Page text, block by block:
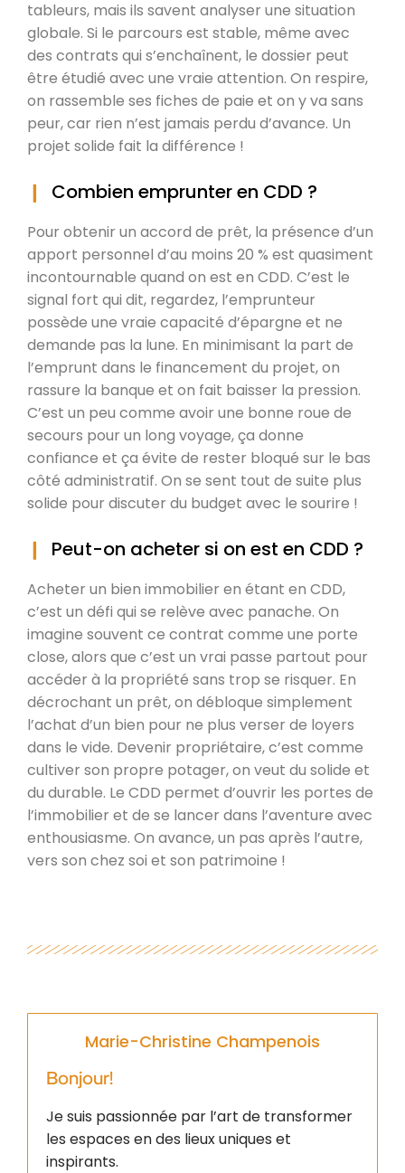
tableurs, mais ils savent analyser une situation
globale. Si le parcours est stable, même avec
des contrats qui s’enchaînent, le dossier peut
être étudié avec une vraie attention. On respire,
on rassemble ses fiches de paie et on y va sans
peur, car rien n’est jamais perdu d’avance. Un
projet solide fait la différence !
Combien emprunter en CDD ?
Pour obtenir un accord de prêt, la présence d’un
apport personnel d’au moins 20 % est quasiment
incontournable quand on est en CDD. C’est le
signal fort qui dit, regardez, l’emprunteur
possède une vraie capacité d’épargne et ne
demande pas la lune. En minimisant la part de
l’emprunt dans le financement du projet, on
rassure la banque et on fait baisser la pression.
C’est un peu comme avoir une bonne roue de
secours pour un long voyage, ça donne
confiance et ça évite de rester bloqué sur le bas
côté administratif. On se sent tout de suite plus
solide pour discuter du budget avec le sourire !
Peut-on acheter si on est en CDD ?
Acheter un bien immobilier en étant en CDD,
c’est un défi qui se relève avec panache. On
imagine souvent ce contrat comme une porte
close, alors que c’est un vrai passe partout pour
accéder à la propriété sans trop se risquer. En
décrochant un prêt, on débloque simplement
l’achat d’un bien pour ne plus verser de loyers
dans le vide. Devenir propriétaire, c’est comme
cultiver son propre potager, on veut du solide et
du durable. Le CDD permet d’ouvrir les portes de
l’immobilier et de se lancer dans l’aventure avec
enthousiasme. On avance, un pas après l’autre,
vers son chez soi et son patrimoine !
Marie-Christine Champenois
Bonjour!
Je suis passionnée par l’art de transformer
les espaces en des lieux uniques et
inspirants.